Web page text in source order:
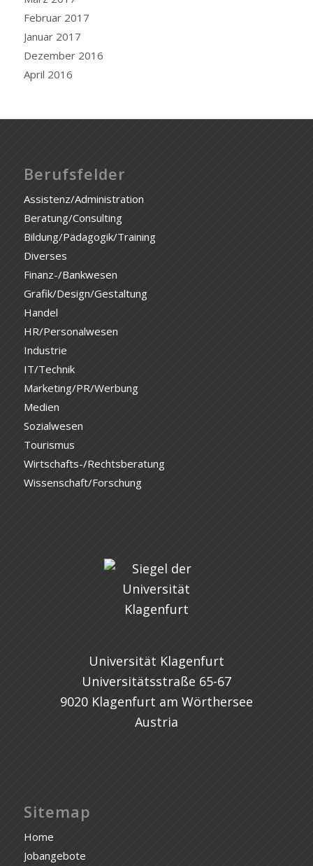
Februar 2017
Januar 2017
Dezember 2016
April 2016
Berufsfelder
Assistenz/Administration
Beratung/Consulting
Bildung/Pädagogik/Training
Diverses
Finanz-/Bankwesen
Grafik/Design/Gestaltung
Handel
HR/Personalwesen
Industrie
IT/Technik
Marketing/PR/Werbung
Medien
Sozialwesen
Tourismus
Wirtschafts-/Rechtsberatung
Wissenschaft/Forschung
Universität Klagenfurt
Universitätsstraße 65-67
9020 Klagenfurt am Wörthersee
Austria
Sitemap
Home
Jobangebote